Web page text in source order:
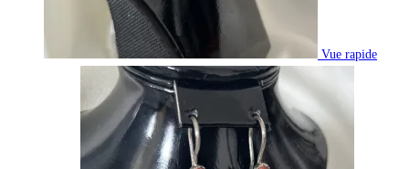
Vue rapide